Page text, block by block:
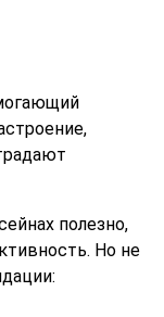
полезно,
Но не